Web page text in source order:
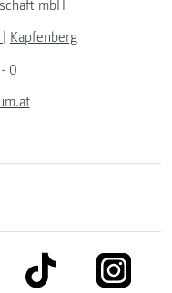
mbH
Kapfenberg
0
to linkedinlink to tiktok